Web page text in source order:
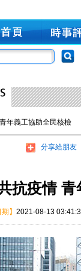
年義工協助全民核檢
分享給朋友 |
抗疫情
】 2021-08-13